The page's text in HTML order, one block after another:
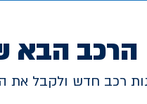
הרכב הבא
רכב חדש ולקבל את